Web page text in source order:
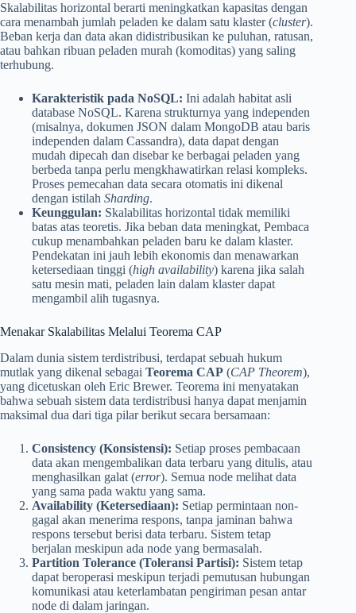
Skalabilitas horizontal berarti meningkatkan kapasitas dengan
cara menambah jumlah peladen ke dalam satu klaster (cluster).
Beban kerja dan data akan didistribusikan ke puluhan, ratusan,
atau bahkan ribuan peladen murah (komoditas) yang saling
terhubung.
Karakteristik pada NoSQL: Ini adalah habitat asli
database NoSQL. Karena strukturnya yang independen
(misalnya, dokumen JSON dalam MongoDB atau baris
independen dalam Cassandra), data dapat dengan
mudah dipecah dan disebar ke berbagai peladen yang
berbeda tanpa perlu mengkhawatirkan relasi kompleks.
Proses pemecahan data secara otomatis ini dikenal
dengan istilah Sharding.
Keunggulan: Skalabilitas horizontal tidak memiliki
batas atas teoretis. Jika beban data meningkat, Pembaca
cukup menambahkan peladen baru ke dalam klaster.
Pendekatan ini jauh lebih ekonomis dan menawarkan
ketersediaan tinggi (high availability) karena jika salah
satu mesin mati, peladen lain dalam klaster dapat
mengambil alih tugasnya.
Menakar Skalabilitas Melalui Teorema CAP
Dalam dunia sistem terdistribusi, terdapat sebuah hukum
mutlak yang dikenal sebagai Teorema CAP (CAP Theorem),
yang dicetuskan oleh Eric Brewer. Teorema ini menyatakan
bahwa sebuah sistem data terdistribusi hanya dapat menjamin
maksimal dua dari tiga pilar berikut secara bersamaan:
Consistency (Konsistensi): Setiap proses pembacaan
data akan mengembalikan data terbaru yang ditulis, atau
menghasilkan galat (error). Semua node melihat data
yang sama pada waktu yang sama.
Availability (Ketersediaan): Setiap permintaan non-
gagal akan menerima respons, tanpa jaminan bahwa
respons tersebut berisi data terbaru. Sistem tetap
berjalan meskipun ada node yang bermasalah.
Partition Tolerance (Toleransi Partisi): Sistem tetap
dapat beroperasi meskipun terjadi pemutusan hubungan
komunikasi atau keterlambatan pengiriman pesan antar
node di dalam jaringan.